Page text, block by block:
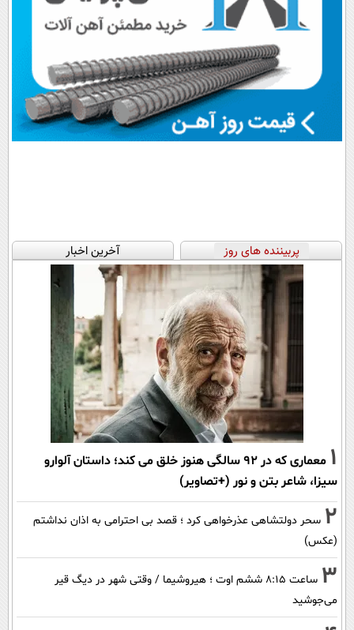
پربیننده های روز آخرین اخبار
1
معماری که در 92 سالگی هنوز خلق می کند؛ داستان آلوارو
سیزا، شاعر بتن و نور (+تصاویر)
2 سحر دولتشاهی عذرخواهی کرد ؛ قصد بی احترامی به اذان نداشتم
(عکس)
3
ساعت ۸:۱۵ ششم اوت ؛ هیروشیما / وقتی شهر در دیگ قیر
می‌جوشید